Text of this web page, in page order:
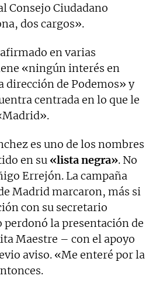
Consejo Ciudadano
dos cargos».
en varias
«ningún interés en
dirección de Podemos» y
centrada en lo que le
es uno de los nombres
en su «lista negra». No
Errejón. La campaña
Madrid marcaron, más si
con su secretario
perdonó la presentación de
Maestre – con el apoyo
aviso. «Me enteré por la